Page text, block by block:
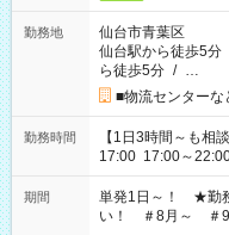
勤務地
仙台市青葉区
仙台駅から徒歩5分
ら徒歩5分 / …
■物流センター
勤務時間
【1日3時間～も相談OK!】 ＜シフト例＞ 9:00
17:00 17:00～22:00 18:00～
お気軽にご相談く
期間
単発1日～！ ★勤
い！ ＃8月～ ＃9